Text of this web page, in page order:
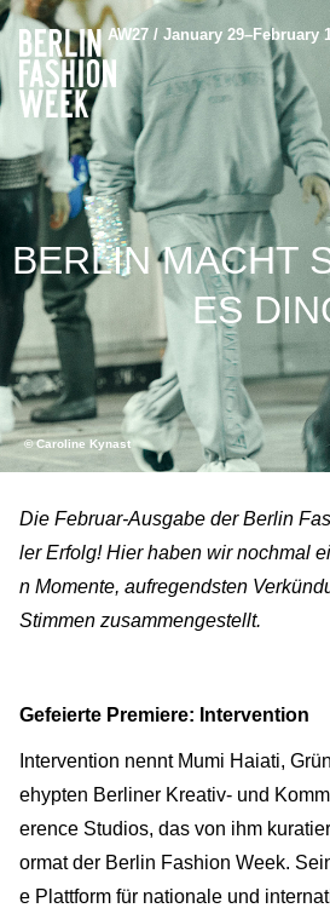
AW27 / January 29–February
BERLIN MACHT
ES
© Caroline Kynast
Die Februar-Ausgabe der Berlin
ler Erfolg! Hier haben wir nochmal
n Momente, aufregendsten
Stimmen zusammengestellt.
Gefeierte Premiere: Intervention
Intervention nennt Mumi Haiati,
ehypten Berliner Kreativ- und
erence Studios, das von ihm
ormat der Berlin Fashion Week.
e Plattform für nationale und